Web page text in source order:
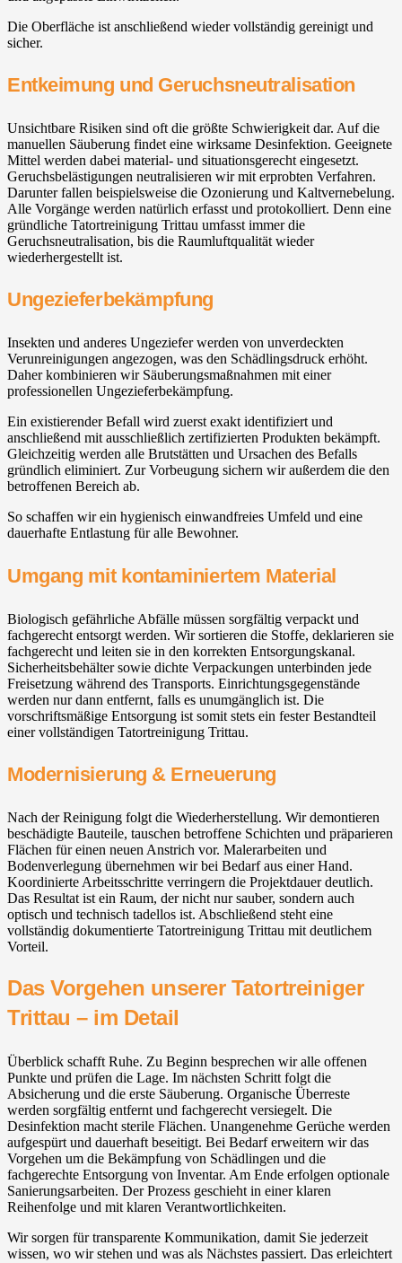
Die Oberfläche ist anschließend wieder vollständig gereinigt und
sicher.
Entkeimung und Geruchsneutralisation
Unsichtbare Risiken sind oft die größte Schwierigkeit dar. Auf die
manuellen Säuberung findet eine wirksame Desinfektion. Geeignete
Mittel werden dabei material- und situationsgerecht eingesetzt.
Geruchsbelästigungen neutralisieren wir mit erprobten Verfahren.
Darunter fallen beispielsweise die Ozonierung und Kaltvernebelung.
Alle Vorgänge werden natürlich erfasst und protokolliert. Denn eine
gründliche Tatortreinigung Trittau umfasst immer die
Geruchsneutralisation, bis die Raumluftqualität wieder
wiederhergestellt ist.
Ungezieferbekämpfung
Insekten und anderes Ungeziefer werden von unverdeckten
Verunreinigungen angezogen, was den Schädlingsdruck erhöht.
Daher kombinieren wir Säuberungsmaßnahmen mit einer
professionellen Ungezieferbekämpfung.
Ein existierender Befall wird zuerst exakt identifiziert und
anschließend mit ausschließlich zertifizierten Produkten bekämpft.
Gleichzeitig werden alle Brutstätten und Ursachen des Befalls
gründlich eliminiert. Zur Vorbeugung sichern wir außerdem die den
betroffenen Bereich ab.
So schaffen wir ein hygienisch einwandfreies Umfeld und eine
dauerhafte Entlastung für alle Bewohner.
Umgang mit kontaminiertem Material
Biologisch gefährliche Abfälle müssen sorgfältig verpackt und
fachgerecht entsorgt werden. Wir sortieren die Stoffe, deklarieren sie
fachgerecht und leiten sie in den korrekten Entsorgungskanal.
Sicherheitsbehälter sowie dichte Verpackungen unterbinden jede
Freisetzung während des Transports. Einrichtungsgegenstände
werden nur dann entfernt, falls es unumgänglich ist. Die
vorschriftsmäßige Entsorgung ist somit stets ein fester Bestandteil
einer vollständigen Tatortreinigung Trittau.
Modernisierung & Erneuerung
Nach der Reinigung folgt die Wiederherstellung. Wir demontieren
beschädigte Bauteile, tauschen betroffene Schichten und präparieren
Flächen für einen neuen Anstrich vor. Malerarbeiten und
Bodenverlegung übernehmen wir bei Bedarf aus einer Hand.
Koordinierte Arbeitsschritte verringern die Projektdauer deutlich.
Das Resultat ist ein Raum, der nicht nur sauber, sondern auch
optisch und technisch tadellos ist. Abschließend steht eine
vollständig dokumentierte Tatortreinigung Trittau mit deutlichem
Vorteil.
Das Vorgehen unserer Tatortreiniger
Trittau – im Detail
Überblick schafft Ruhe. Zu Beginn besprechen wir alle offenen
Punkte und prüfen die Lage. Im nächsten Schritt folgt die
Absicherung und die erste Säuberung. Organische Überreste
werden sorgfältig entfernt und fachgerecht versiegelt. Die
Desinfektion macht sterile Flächen. Unangenehme Gerüche werden
aufgespürt und dauerhaft beseitigt. Bei Bedarf erweitern wir das
Vorgehen um die Bekämpfung von Schädlingen und die
fachgerechte Entsorgung von Inventar. Am Ende erfolgen optionale
Sanierungsarbeiten. Der Prozess geschieht in einer klaren
Reihenfolge und mit klaren Verantwortlichkeiten.
Wir sorgen für transparente Kommunikation, damit Sie jederzeit
wissen, wo wir stehen und was als Nächstes passiert. Das erleichtert